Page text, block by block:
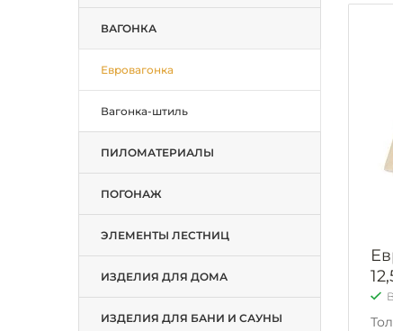
ВАГОНКА
Евровагонка
Вагонка-штиль
ПИЛОМАТЕРИАЛЫ
ПОГОНАЖ
ЭЛЕМЕНТЫ ЛЕСТНИЦ
ИЗДЕЛИЯ ДЛЯ ДОМА
ИЗДЕЛИЯ ДЛЯ БАНИ И САУНЫ